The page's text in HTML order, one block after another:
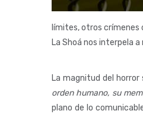
límites, otros crímenes
La Shoá nos interpela
La magnitud del
orden humano, su
plano de lo